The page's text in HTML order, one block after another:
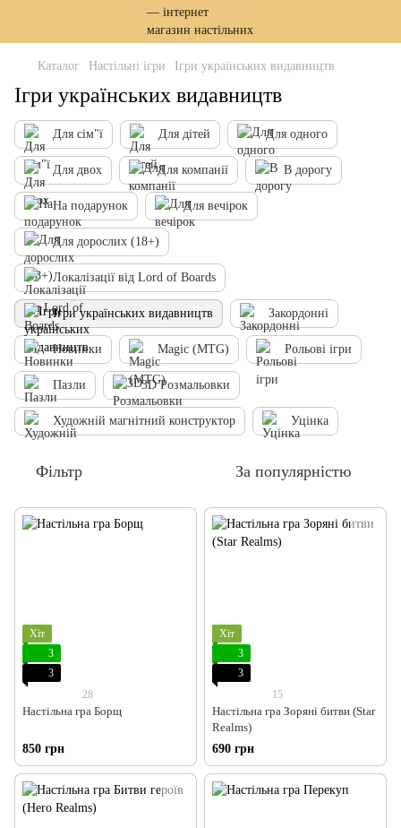
Каталог Настільні ігри Ігри українських видавництв
Ігри українських видавництв
Для сім"ї Для дітей Для одного
Для двох Для компанії В дорогу
На подарунок Для вечірок
Для дорослих (18+)
Локалізації від Lord of Boards
Ігри українських видавництв Закордонні
Новинки Magic (MTG) Рольові ігри
Пазли 3D Розмальовки
Художній магнітний конструктор Уцінка
Фільтр За популярністю
Хіт
3
3
28
Настільна гра Борщ
850 грн
Хіт
3
3
15
Настільна гра Зоряні битви (Star
Realms)
690 грн